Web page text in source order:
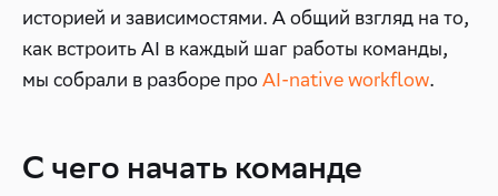
историей и зависимостями. А общий взгляд на то,
как встроить AI в каждый шаг работы команды,
мы собрали в разборе про AI-native workflow.
С чего начать команде